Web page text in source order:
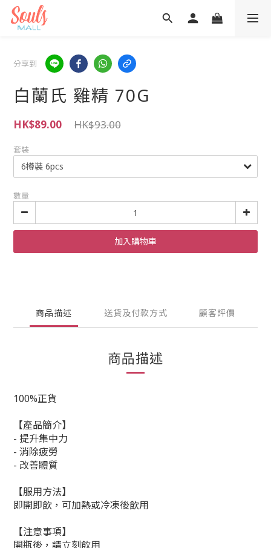
分享到
白蘭氏 雞精 70G
HK$93.00
HK$89.00
套裝
數量
加入購物車
商品描述 送貨及付款方式 顧客評價
商品描述
100%正貨
【產品簡介】
- 提升集中力
- 消除疲勞
- 改善體質
【服用方法】
即開即飲，可加熱或冷凍後飲用
【注意事項】
開瓶後，請立刻飲用